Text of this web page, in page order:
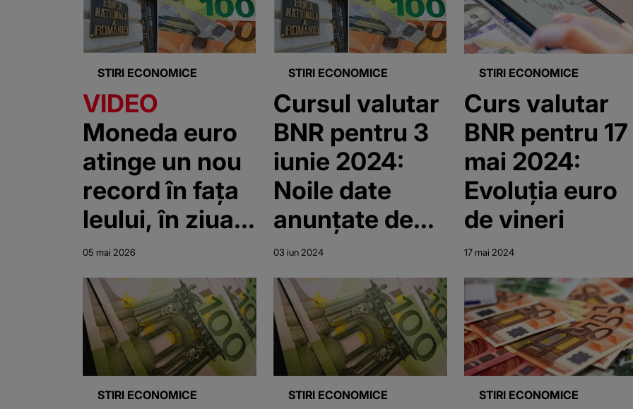
STIRI ECONOMICE
VIDEO
Moneda euro
atinge un nou
record în fața
leului, în ziua
moțiunii de
cenzură.
Anunțul de la
BNR
05 mai 2026
STIRI ECONOMICE
Cursul valutar
BNR pentru 3
iunie 2024:
Noile date
anunțate de
BNR
03 iun 2024
STIRI ECONOMICE
Curs valutar
BNR pentru 17
mai 2024:
Evoluția euro
de vineri
17 mai 2024
STIRI ECONOMICE STIRI ECONOMICE STIRI ECONOMICE